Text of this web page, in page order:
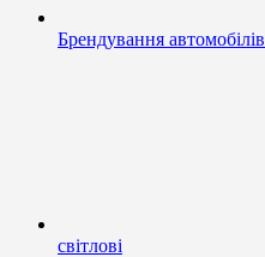
Брендування автомобілів
світлові